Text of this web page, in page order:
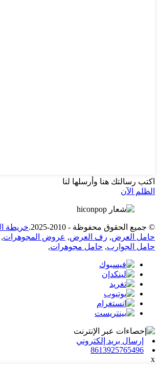
اكتب رسالتك هنا وأرسلها لنا
الظلم الآن
© جميع الحقوق محفوظة - 2010-2025.
خريطة
حامل العرض, رف العرض, عروض المجوهرات,
حامل الجوارب, حامل مجوهرات,
إرسال بريد إلكتروني
8613925765496
x